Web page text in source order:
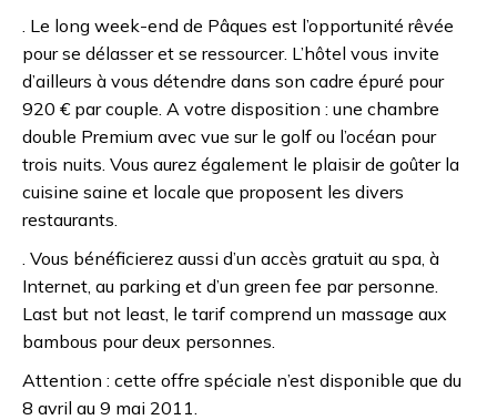
. Le long week-end de Pâques est l’opportunité rêvée
pour se délasser et se ressourcer. L’hôtel vous invite
d’ailleurs à vous détendre dans son cadre épuré pour
920 € par couple. A votre disposition : une chambre
double Premium avec vue sur le golf ou l’océan pour
trois nuits. Vous aurez également le plaisir de goûter la
cuisine saine et locale que proposent les divers
restaurants.
. Vous bénéficierez aussi d’un accès gratuit au spa, à
Internet, au parking et d’un green fee par personne.
Last but not least, le tarif comprend un massage aux
bambous pour deux personnes.
Attention : cette offre spéciale n’est disponible que du
8 avril au 9 mai 2011.